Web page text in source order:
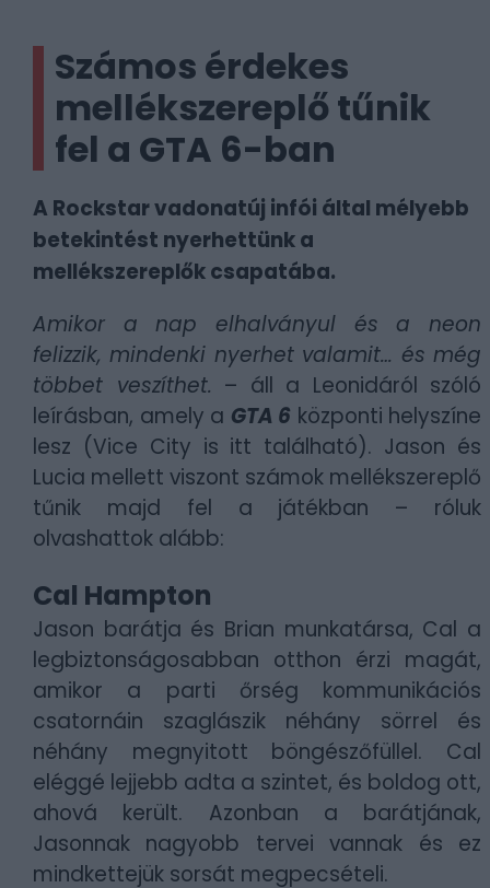
Számos érdekes
mellékszereplő tűnik
fel a GTA 6-ban
A Rockstar vadonatúj infói által mélyebb
betekintést nyerhettünk a
mellékszereplők csapatába.
Amikor a nap elhalványul és a neon
felizzik, mindenki nyerhet valamit… és még
többet veszíthet. – áll a Leonidáról szóló
leírásban, amely a GTA 6 központi helyszíne
lesz (Vice City is itt található). Jason és
Lucia mellett viszont számok mellékszereplő
tűnik majd fel a játékban – róluk
olvashattok alább:
Cal Hampton
Jason barátja és Brian munkatársa, Cal a
legbiztonságosabban otthon érzi magát,
amikor a parti őrség kommunikációs
csatornáin szaglászik néhány sörrel és
néhány megnyitott böngészőfüllel. Cal
eléggé lejjebb adta a szintet, és boldog ott,
ahová került. Azonban a barátjának,
Jasonnak nagyobb tervei vannak és ez
mindkettejük sorsát megpecsételi.